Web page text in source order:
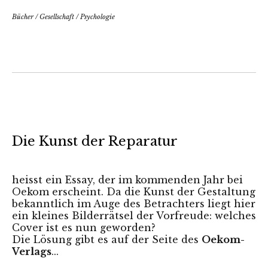
Bücher/Gesellschaft / Psychologie
Die Kunst der Reparatur
heisst ein Essay, der im kommenden Jahr bei
Oekom erscheint. Da die Kunst der Gestaltung
bekanntlich im Auge des Betrachters liegt hier
ein kleines Bilderrätsel der Vorfreude: welches
Cover ist es nun geworden?
Die Lösung gibt es auf der Seite des Oekom-
Verlags...